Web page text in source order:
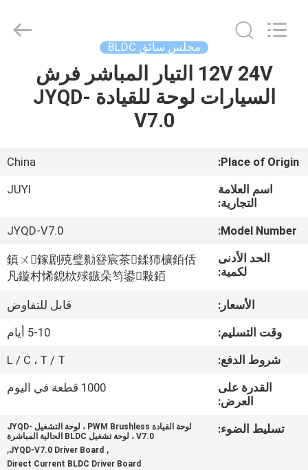
منزل
أشرطة
فيديو
حول
المعمل
ضبط
Technology
مجلس سائق BLDC
12V 24V التيار المباشر فرش
السيارات لوحة للقيادة JYQD-
V7.0
Place of Origin:
China
اسم العلامة
التجارية:
JUYI
Model Number:
JYQD-V7.0
الحد الأدنى
لكمية:
鎮ㄨ鎵剧殑璧勬簮宸茶鍒犻櫎銆佸
凡鏇村悕鎴栨殏鏃朵笉鍙敤銆
الأسعار:
قابل للتفاوض
وقت التسليم:
5-10 أيام
شروط الدفع:
L / C ، T / T
القدرة على
العرض:
1000 قطعة في اليوم
تسليط الضوء:
لوحة القيادة PWM Brushless ، لوحة التشغيل JYQD-
V7.0 ، لوحة تشغيل BLDC الحالية المباشرة
,
JYQD-V7.0 Driver Board
,
Direct Current BLDC Driver Board